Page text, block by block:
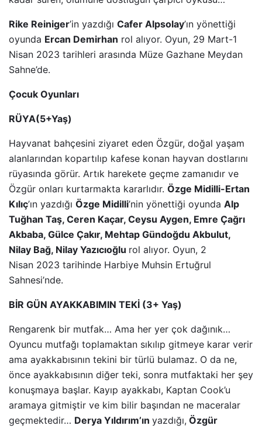
Rike Reiniger’in yazdığı Cafer Alpsolay’ın yönettiği
oyunda Ercan Demirhan rol alıyor. Oyun, 29 Mart-1
Nisan 2023 tarihleri arasında Müze Gazhane Meydan
Sahne’de.
Çocuk Oyunları
RÜYA(5+Yaş)
Hayvanat bahçesini ziyaret eden Özgür, doğal yaşam
alanlarından kopartılıp kafese konan hayvan dostlarını
rüyasında görür. Artık harekete geçme zamanıdır ve
Özgür onları kurtarmakta kararlıdır. Özge Midilli-Ertan
Kılıç’ın yazdığı Özge Midilli’nin yönettiği oyunda Alp
Tuğhan Taş, Ceren Kaçar, Ceysu Aygen, Emre Çağrı
Akbaba, Gülce Çakır, Mehtap Gündoğdu Akbulut,
Nilay Bağ, Nilay Yazıcıoğlu rol alıyor. Oyun, 2
Nisan 2023 tarihinde Harbiye Muhsin Ertuğrul
Sahnesi’nde.
BİR GÜN AYAKKABIMIN TEKİ (3+ Yaş)
Rengarenk bir mutfak… Ama her yer çok dağınık…
Oyuncu mutfağı toplamaktan sıkılıp gitmeye karar verir
ama ayakkabısının tekini bir türlü bulamaz. O da ne,
önce ayakkabısının diğer teki, sonra mutfaktaki her şey
konuşmaya başlar. Kayıp ayakkabı, Kaptan Cook’u
aramaya gitmiştir ve kim bilir başından ne maceralar
geçmektedir… Derya Yıldırım’ın yazdığı, Özgür